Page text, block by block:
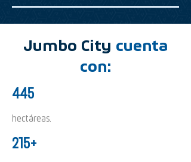
Jumbo City cuenta
con:
445
hectáreas.
215+